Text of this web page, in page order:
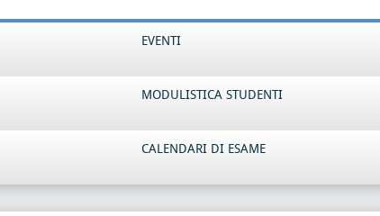
EVENTI
MODULISTICA STUDENTI
CALENDARI DI ESAME